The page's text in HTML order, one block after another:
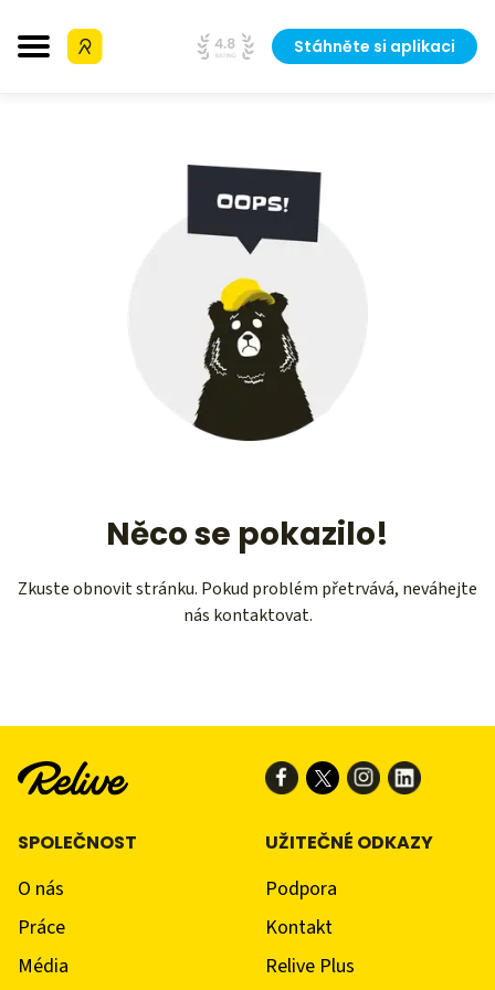
Stáhněte si aplikaci
Něco se pokazilo!
Zkuste obnovit stránku. Pokud problém přetrvává, neváhejte
nás kontaktovat.
SPOLEČNOST
O nás
Práce
Média
UŽITEČNÉ ODKAZY
Podpora
Kontakt
Relive Plus